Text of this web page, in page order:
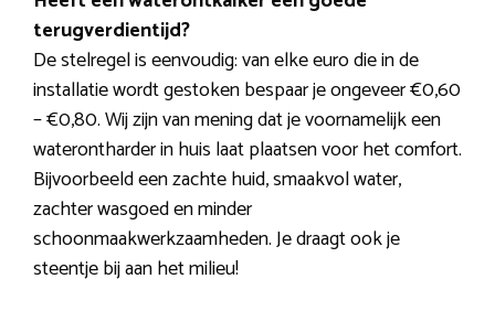
terugverdientijd?
De stelregel is eenvoudig: van elke euro die in de
installatie wordt gestoken bespaar je ongeveer €0,60
– €0,80. Wij zijn van mening dat je voornamelijk een
waterontharder in huis laat plaatsen voor het comfort.
Bijvoorbeeld een zachte huid, smaakvol water,
zachter wasgoed en minder
schoonmaakwerkzaamheden. Je draagt ook je
steentje bij aan het milieu!